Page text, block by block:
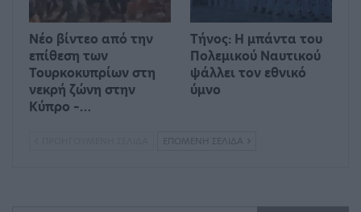
Νέο βίντεο από την
επίθεση των
Τουρκοκυπρίων στη
νεκρή ζώνη στην
Κύπρο –…
Τήνος: Η μπάντα του
Πολεμικού Ναυτικού
ψάλλει τον εθνικό
ύμνο
ΕΠΌΜΕΝΗ ΣΕΛΊΔΑ